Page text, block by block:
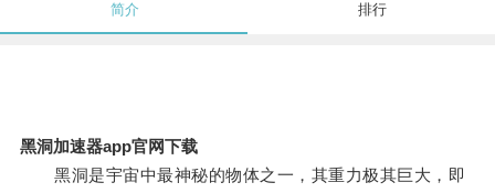
简介 排行
黑洞加速器app官网下载
黑洞是宇宙中最神秘的物体之一，其重力极其巨大，即